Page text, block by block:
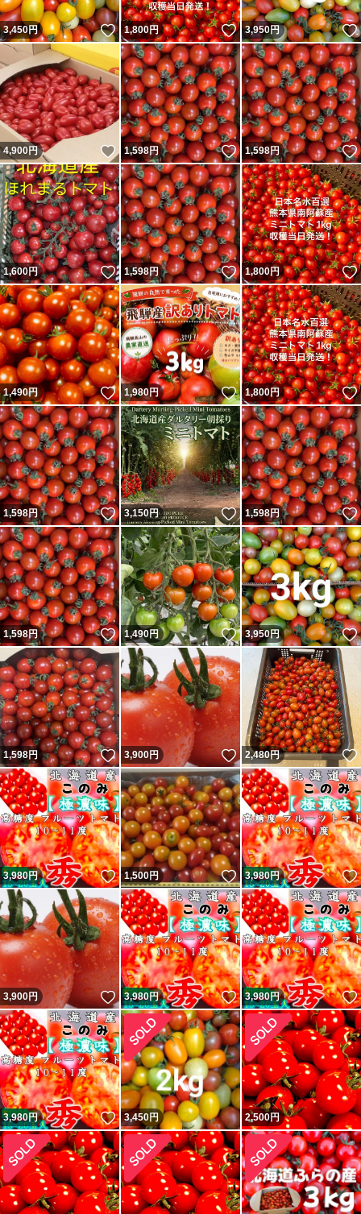
3,450円 いいね！
1,800円 いいね！
3,950円
4,900円 いいね！
1,598円 いいね！
1,598円
1,600円 いいね！
1,598円 いいね！
1,800円
1,490円 いいね！
1,980円 いいね！
1,800円
1,598円 いいね！
3,150円 いいね！
1,598円
1,598円 いいね！
1,490円 いいね！
3,950円
1,598円 いいね！
3,900円 いいね！
2,480円
3,980円 いいね！
1,500円 いいね！
3,980円
3,900円 いいね！
3,980円 いいね！
3,980円
3,980円 いいね！
3,450円 2,500円